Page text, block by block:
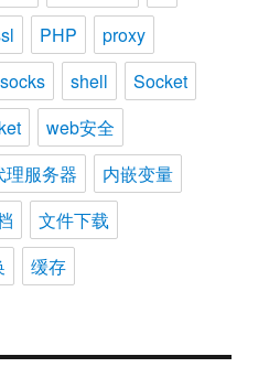
PHP
proxy
shell
Socket
web安全
理服务器
内嵌变量
文件下载
缓存